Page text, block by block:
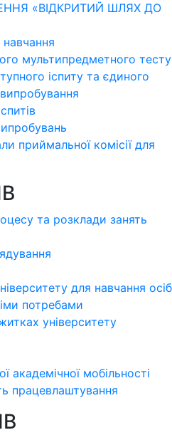
«ВІДКРИТИЙ ШЛЯХ ДО
мультипредметного тесту
іспиту та єдиного
приймальної комісії для
та розклади занять
для навчання осіб
потребами
університету
академічної мобільності
працевлаштування